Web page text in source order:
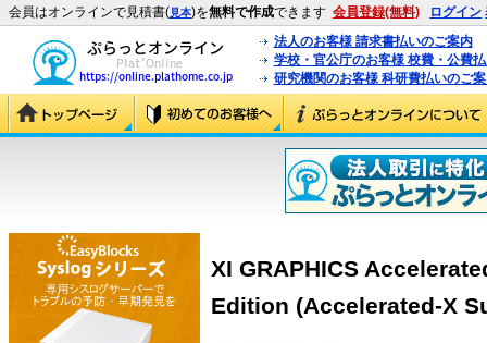
会員はオンラインで見積書(見本)を無料で作成できます 会員登録(無料) ログイン
法人のお客様 請求書払いのご案内
学校・官公庁のお客様 校費・公費
研究機関のお客様 科研費払いのご
XI GRAPHICS
Edition (Accelerated-X